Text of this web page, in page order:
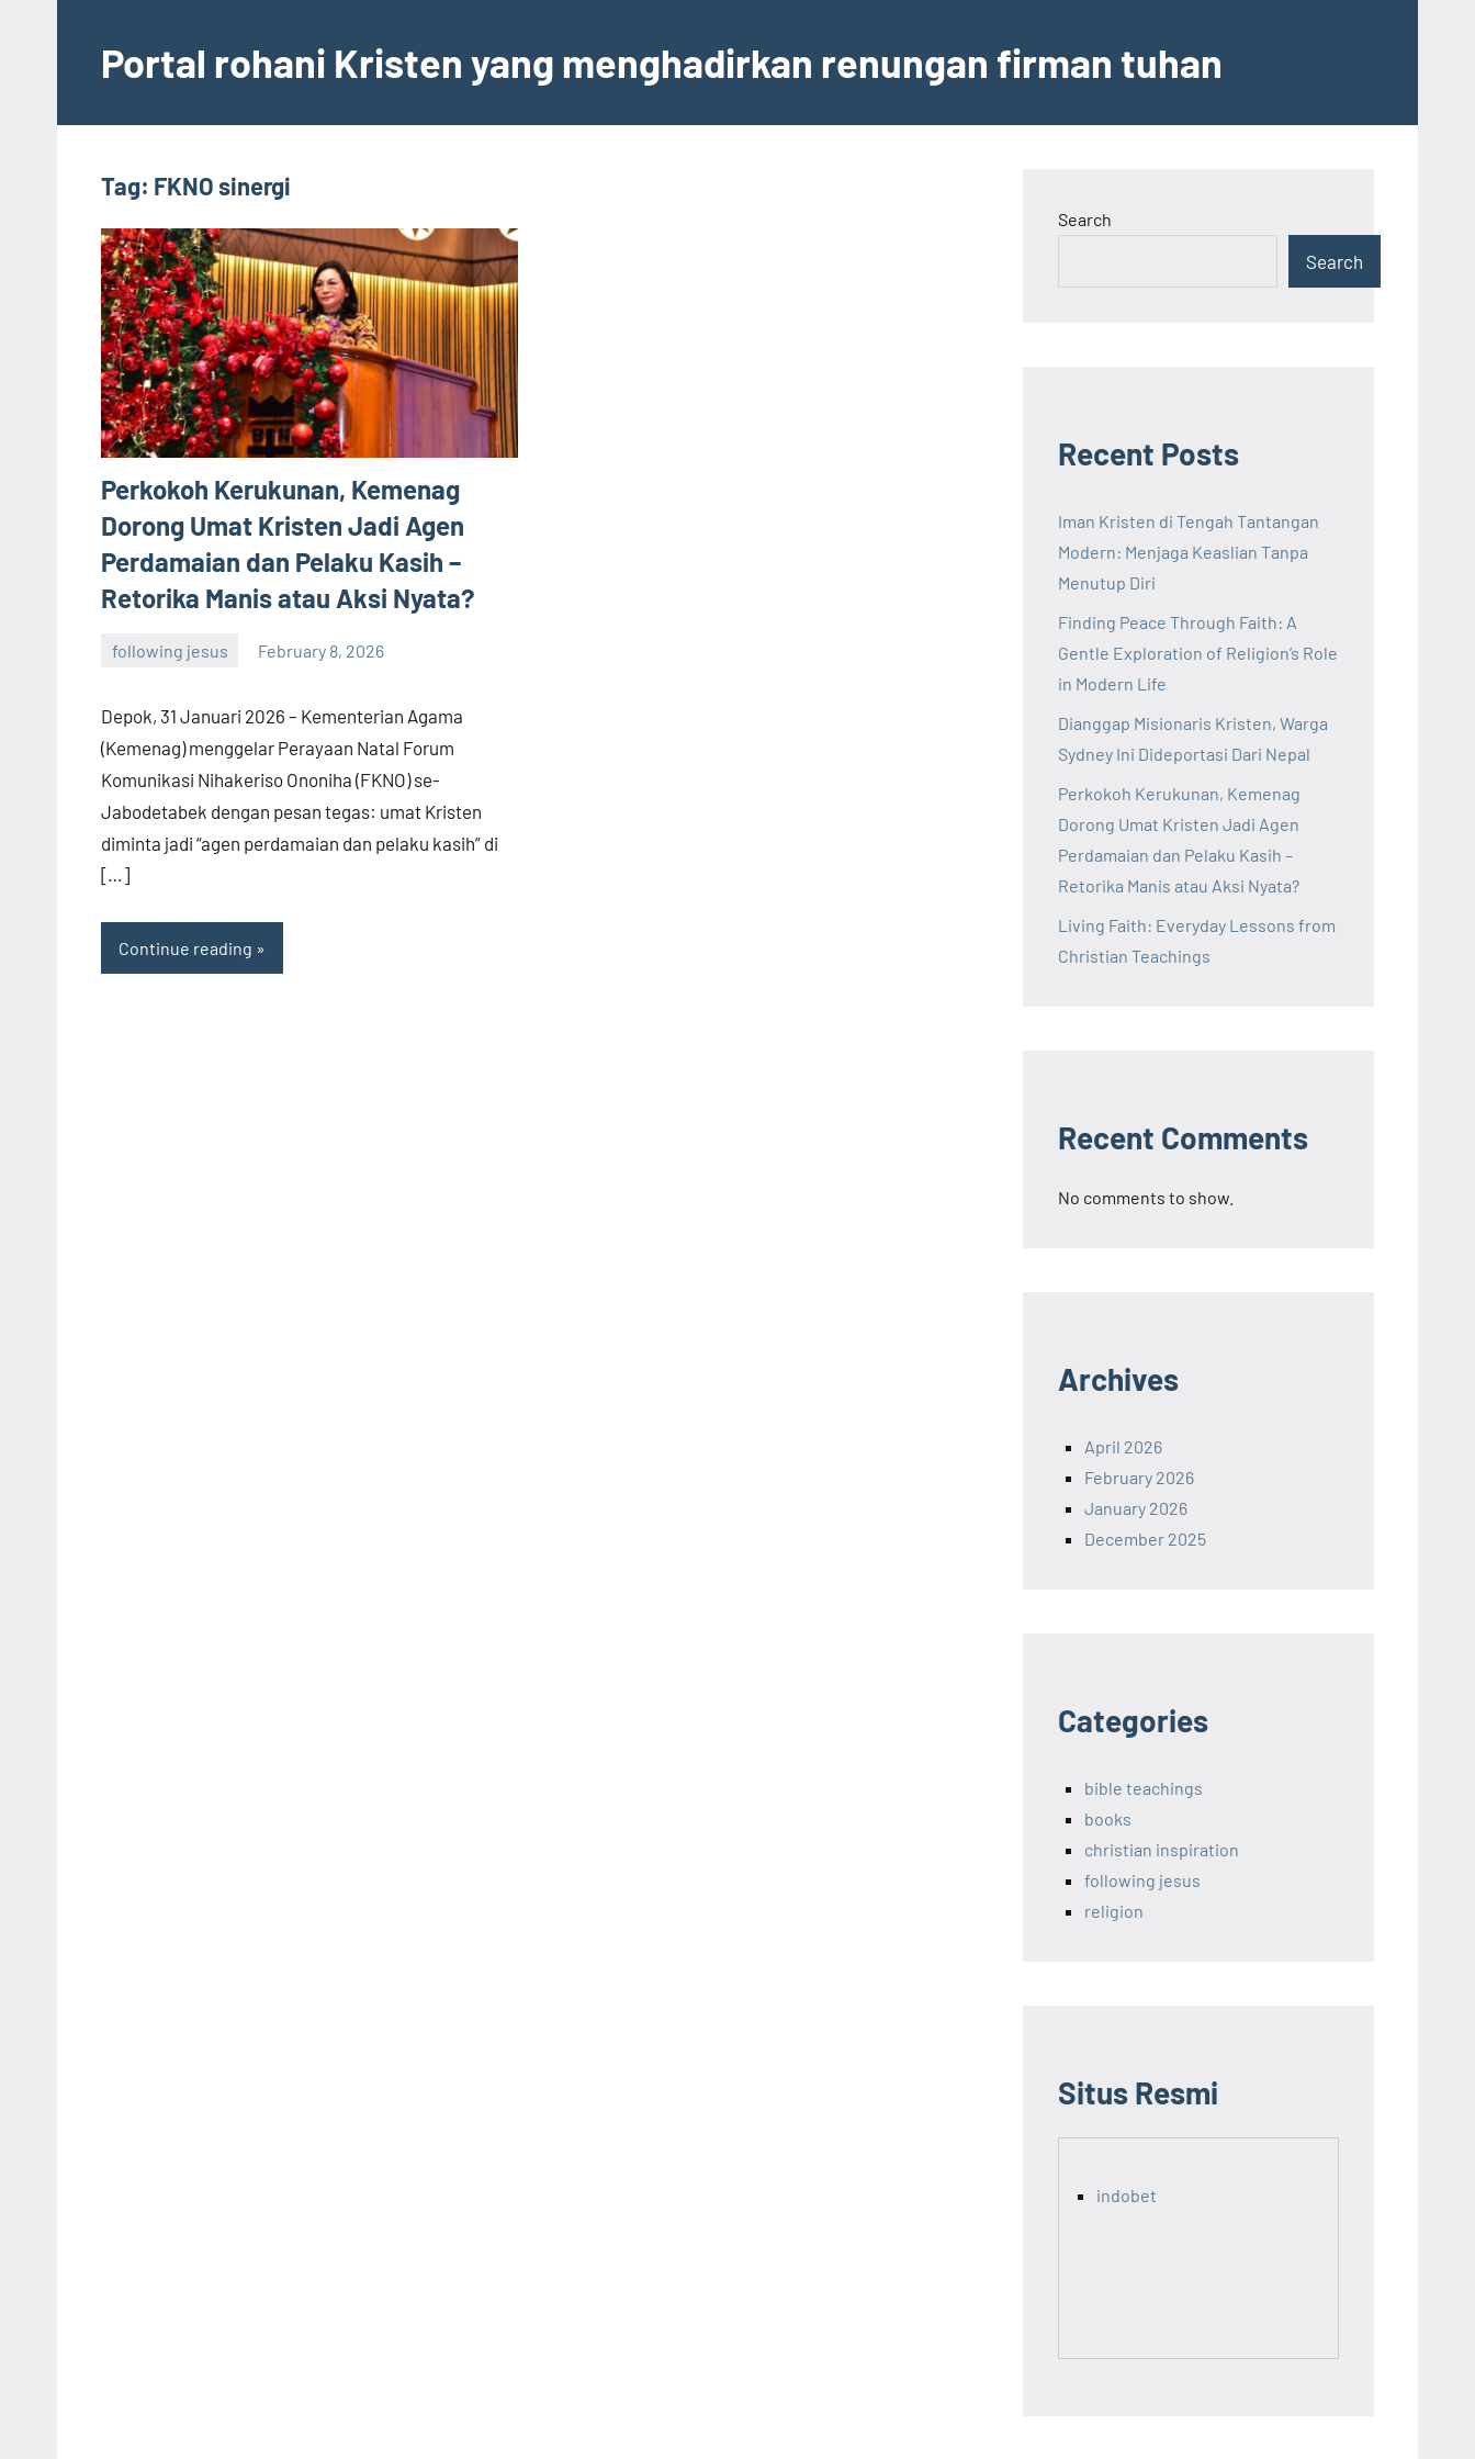
contentPortal rohani Kristen yang menghadirkan renungan firman tuhan
Tag: FKNO sinergi
Perkokoh Kerukunan, Kemenag
Dorong Umat Kristen Jadi Agen
Perdamaian dan Pelaku Kasih –
Retorika Manis atau Aksi Nyata?
following jesus February 8, 2026
Depok, 31 Januari 2026 – Kementerian Agama
(Kemenag) menggelar Perayaan Natal Forum
Komunikasi Nihakeriso Ononiha (FKNO) se-
Jabodetabek dengan pesan tegas: umat Kristen
diminta jadi “agen perdamaian dan pelaku kasih” di
[…]
Continue reading
Search
Search
Recent Posts
Iman Kristen di Tengah Tantangan
Modern: Menjaga Keaslian Tanpa
Menutup Diri
Finding Peace Through Faith: A
Gentle Exploration of Religion’s Role
in Modern Life
Dianggap Misionaris Kristen, Warga
Sydney Ini Dideportasi Dari Nepal
Perkokoh Kerukunan, Kemenag
Dorong Umat Kristen Jadi Agen
Perdamaian dan Pelaku Kasih –
Retorika Manis atau Aksi Nyata?
Living Faith: Everyday Lessons from
Christian Teachings
Recent Comments
No comments to show.
Archives
April 2026
February 2026
January 2026
December 2025
Categories
bible teachings
books
christian inspiration
following jesus
religion
Situs Resmi
indobet